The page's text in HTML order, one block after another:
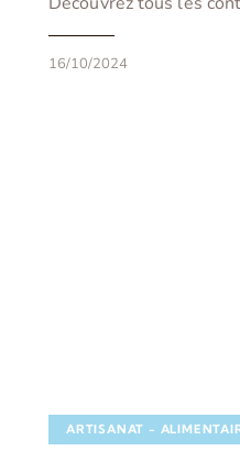
16/10/2024
ARTISANAT -